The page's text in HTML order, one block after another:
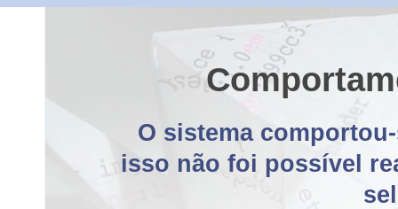
O sistema
isso não foi possível